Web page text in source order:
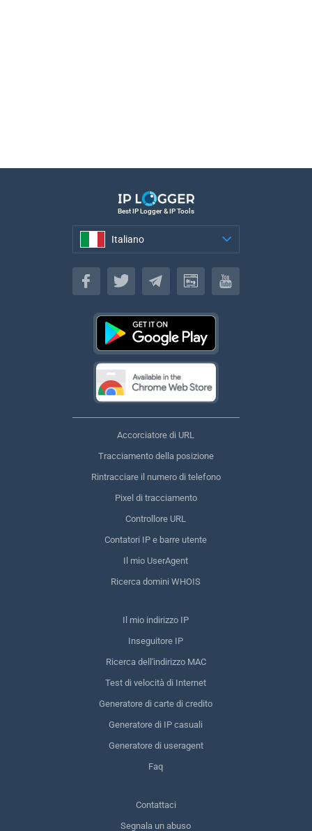
Best IP Logger & IP Tools
Italiano
Italiano
Accorciatore di URL
Tracciamento della posizione
Rintracciare il numero di telefono
Pixel di tracciamento
Controllore URL
Contatori IP e barre utente
Il mio UserAgent
Ricerca domini WHOIS
Il mio indirizzo IP
Inseguitore IP
Ricerca dell'indirizzo MAC
Test di velocità di Internet
Generatore di carte di credito
Generatore di IP casuali
Generatore di useragent
Faq
Contattaci
Segnala un abuso